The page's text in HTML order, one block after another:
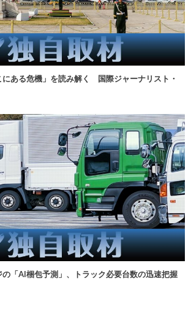
にある危機」を読み解く 国際ジャーナリスト・
の「AI梱包予測」、トラック必要台数の迅速把握